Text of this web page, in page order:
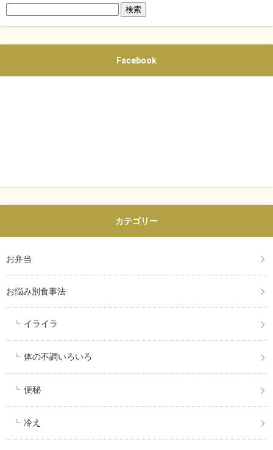
Facebook
カテゴリー
お弁当
お悩み別食事法
イライラ
体の不調いろいろ
便秘
冷え